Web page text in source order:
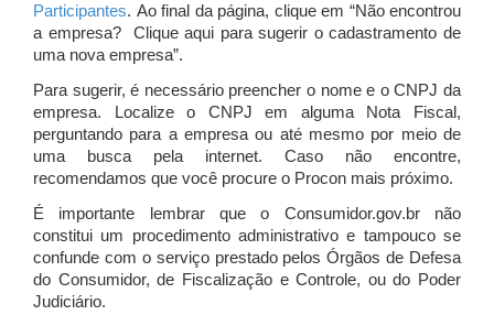
Participantes. Ao final da página, clique em “Não encontrou
a empresa? Clique aqui para sugerir o cadastramento de
uma nova empresa”.
Para sugerir, é necessário preencher o nome e o CNPJ da
empresa. Localize o CNPJ em alguma Nota Fiscal,
perguntando para a empresa ou até mesmo por meio de
uma busca pela internet. Caso não encontre,
recomendamos que você procure o Procon mais próximo.
É importante lembrar que o Consumidor.gov.br não
constitui um procedimento administrativo e tampouco se
confunde com o serviço prestado pelos Órgãos de Defesa
do Consumidor, de Fiscalização e Controle, ou do Poder
Judiciário.